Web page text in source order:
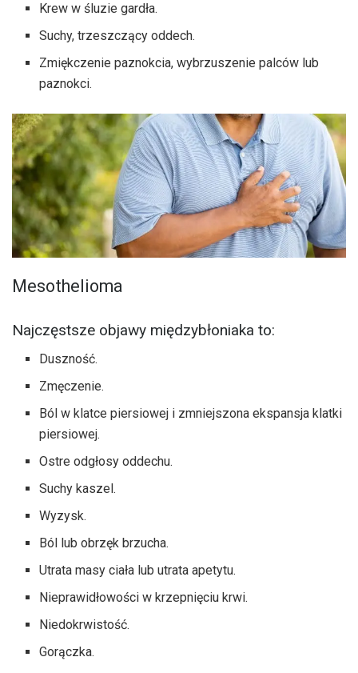
Krew w śluzie gardła.
Suchy, trzeszczący oddech.
Zmiękczenie paznokcia, wybrzuszenie palców lub
paznokci.
Mesothelioma
Najczęstsze objawy międzybłoniaka to:
Duszność.
Zmęczenie.
Ból w klatce piersiowej i zmniejszona ekspansja klatki
piersiowej.
Ostre odgłosy oddechu.
Suchy kaszel.
Wyzysk.
Ból lub obrzęk brzucha.
Utrata masy ciała lub utrata apetytu.
Nieprawidłowości w krzepnięciu krwi.
Niedokrwistość.
Gorączka.